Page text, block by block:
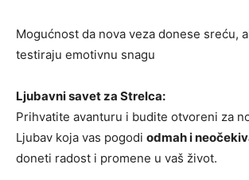
Mogućnost da nova veza donese sreću,
testiraju emotivnu snagu
Ljubavni savet za Strelca:
Prihvatite avanturu i budite otvoreni za
Ljubav koja vas pogodi odmah i
doneti radost i promene u vaš život.